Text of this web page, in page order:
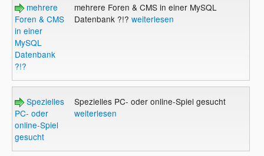
mehrere
Foren & CMS
in einer
MySQL
Datenbank
?!?
mehrere Foren & CMS in einer MySQL
Datenbank ?!? weiterlesen
Spezielles
PC- oder
online-Spiel
gesucht
Spezielles PC- oder online-Spiel gesucht
weiterlesen